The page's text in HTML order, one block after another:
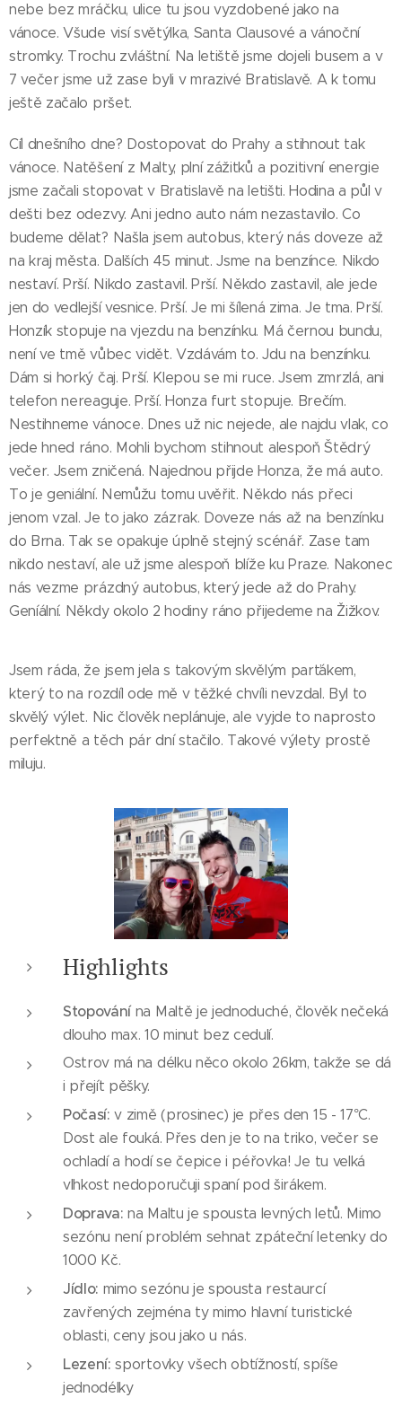
nebe bez mráčku, ulice tu jsou vyzdobené jako na
vánoce. Všude visí světýlka, Santa Clausové a vánoční
stromky. Trochu zvláštní. Na letiště jsme dojeli busem a v
7 večer jsme už zase byli v mrazivé Bratislavě. A k tomu
ještě začalo pršet.
Cíl dnešního dne? Dostopovat do Prahy a stihnout tak
vánoce. Natěšení z Malty, plní zážitků a pozitivní energie
jsme začali stopovat v Bratislavě na letišti. Hodina a půl v
dešti bez odezvy. Ani jedno auto nám nezastavilo. Co
budeme dělat? Našla jsem autobus, který nás doveze až
na kraj města. Dalších 45 minut. Jsme na benzínce. Nikdo
nestaví. Prší. Nikdo zastavil. Prší. Někdo zastavil, ale jede
jen do vedlejší vesnice. Prší. Je mi šílená zima. Je tma. Prší.
Honzík stopuje na vjezdu na benzínku. Má černou bundu,
není ve tmě vůbec vidět. Vzdávám to. Jdu na benzínku.
Dám si horký čaj. Prší. Klepou se mi ruce. Jsem zmrzlá, ani
telefon nereaguje. Prší. Honza furt stopuje. Brečím.
Nestihneme vánoce. Dnes už nic nejede, ale najdu vlak, co
jede hned ráno. Mohli bychom stihnout alespoň Štědrý
večer. Jsem zničená. Najednou přijde Honza, že má auto.
To je geniální. Nemůžu tomu uvěřit. Někdo nás přeci
jenom vzal. Je to jako zázrak. Doveze nás až na benzínku
do Brna. Tak se opakuje úplně stejný scénář. Zase tam
nikdo nestaví, ale už jsme alespoň blíže ku Praze. Nakonec
nás vezme prázdný autobus, který jede až do Prahy.
Geníální. Někdy okolo 2 hodiny ráno přijedeme na Žižkov.
Jsem ráda, že jsem jela s takovým skvělým parťákem,
který to na rozdíl ode mě v těžké chvíli nevzdal. Byl to
skvělý výlet. Nic člověk neplánuje, ale vyjde to naprosto
perfektně a těch pár dní stačilo. Takové výlety prostě
miluju.
Highlights
Stopování na Maltě je jednoduché, člověk nečeká
dlouho max. 10 minut bez cedulí.
Ostrov má na délku něco okolo 26km, takže se dá
i přejít pěšky.
Počasí: v zimě (prosinec) je přes den 15 - 17°C.
Dost ale fouká. Přes den je to na triko, večer se
ochladí a hodí se čepice i péřovka! Je tu velká
vlhkost nedoporučuji spaní pod širákem.
Doprava: na Maltu je spousta levných letů. Mimo
sezónu není problém sehnat zpáteční letenky do
1000 Kč.
Jídlo: mimo sezónu je spousta restaurcí
zavřených zejména ty mimo hlavní turistické
oblasti, ceny jsou jako u nás.
Lezení: sportovky všech obtížností, spíše
jednodélky